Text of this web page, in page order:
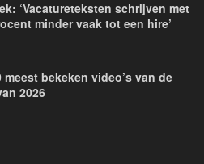
‘Vacatureteksten schrijven met
minder vaak tot een hire’
meest bekeken video’s van de
2026